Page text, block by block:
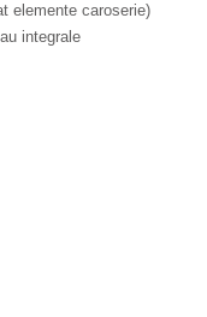
elemente caroserie)
integrale